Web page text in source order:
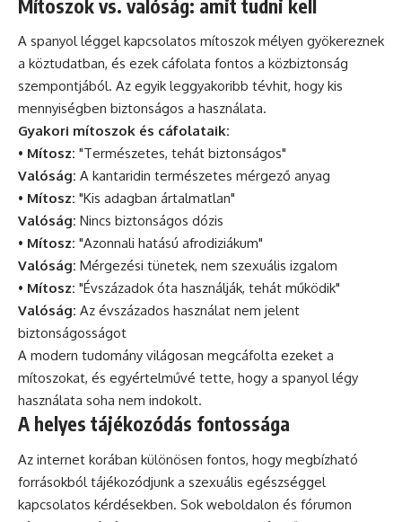
Mítoszok vs. valóság: amit tudni kell
A spanyol léggel kapcsolatos mítoszok mélyen gyökereznek
a köztudatban, és ezek cáfolata fontos a közbiztonság
szempontjából. Az egyik leggyakoribb tévhit, hogy kis
mennyiségben biztonságos a használata.
Gyakori mítoszok és cáfolataik:
• Mítosz: "Természetes, tehát biztonságos"
Valóság: A kantaridin természetes mérgező anyag
• Mítosz: "Kis adagban ártalmatlan"
Valóság: Nincs biztonságos dózis
• Mítosz: "Azonnali hatású afrodiziákum"
Valóság: Mérgezési tünetek, nem szexuális izgalom
• Mítosz: "Évszázadok óta használják, tehát működik"
Valóság: Az évszázados használat nem jelent
biztonságosságot
A modern tudomány világosan megcáfolta ezeket a
mítoszokat, és egyértelművé tette, hogy a spanyol légy
használata soha nem indokolt.
A helyes tájékozódás fontossága
Az internet korában különösen fontos, hogy megbízható
forrásokból tájékozódjunk a szexuális egészséggel
kapcsolatos kérdésekben. Sok weboldalon és fórumon